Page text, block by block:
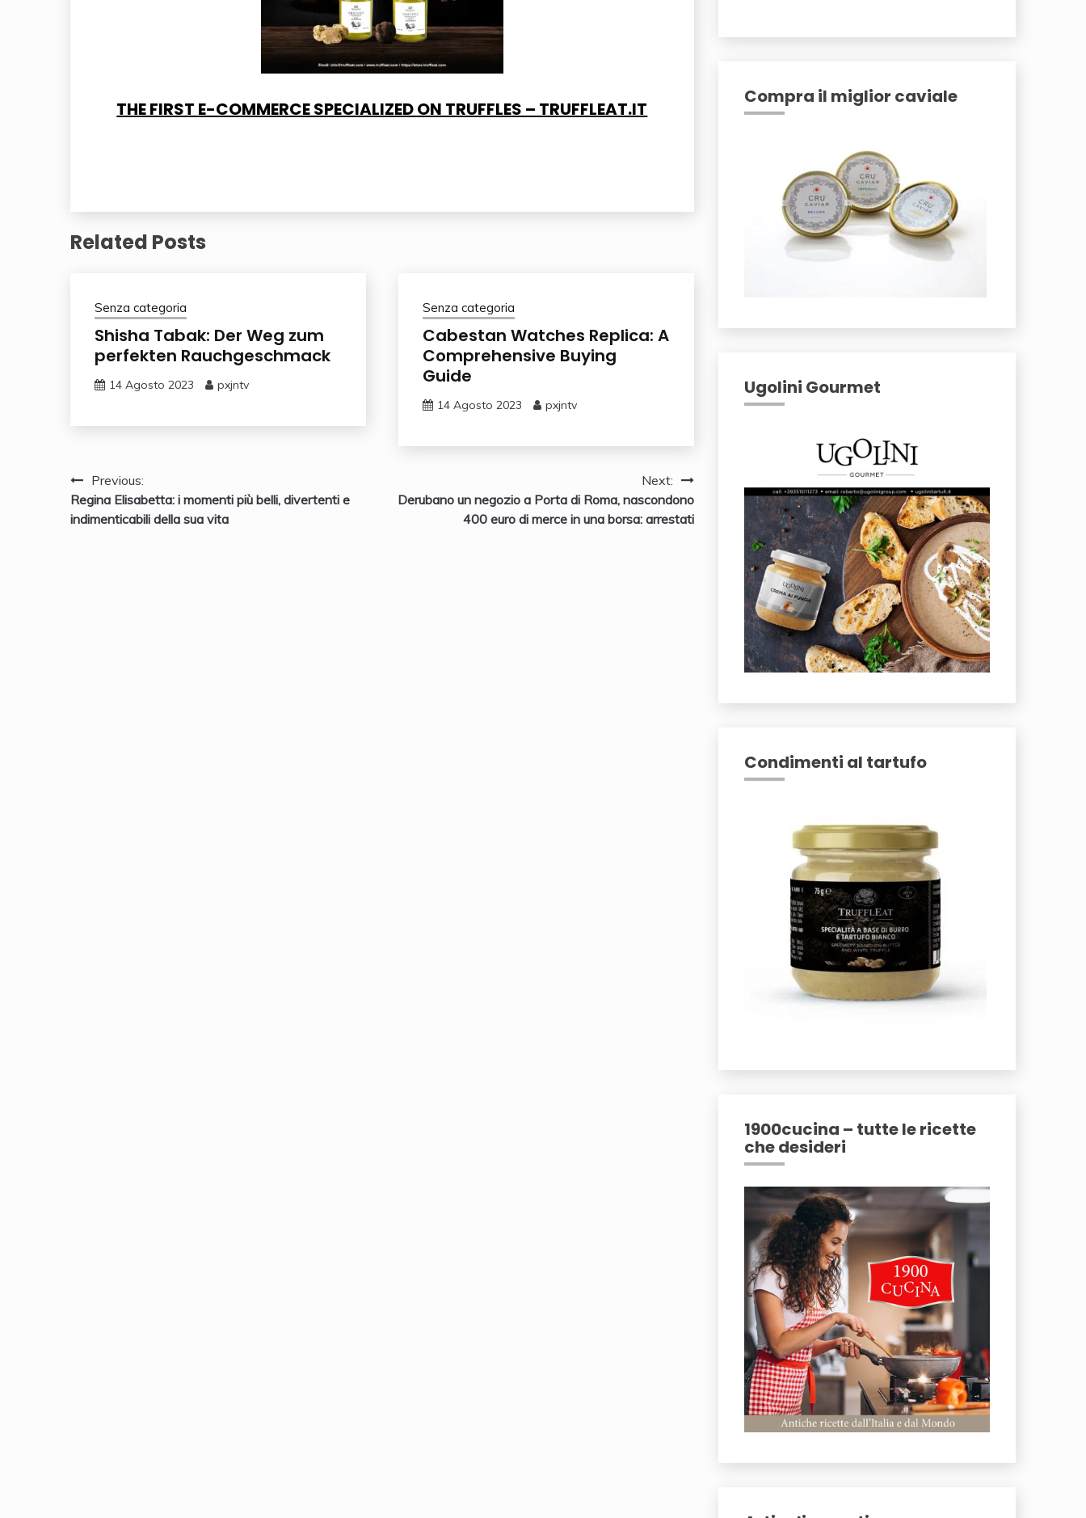
THE FIRST E-COMMERCE SPECIALIZED ON TRUFFLES – TRUFFLEAT.IT
Related Posts
Senza categoria
Shisha Tabak: Der Weg zum
perfekten Rauchgeschmack
14 Agosto 2023 pxjntv
Senza categoria
Cabestan Watches Replica: A
Comprehensive Buying
Guide
14 Agosto 2023 pxjntv
Navigazione
articoli
Previous:
Regina Elisabetta: i momenti più belli, divertenti e
indimenticabili della sua vita
Next:
Derubano un negozio a Porta di Roma, nascondono
400 euro di merce in una borsa: arrestati
Compra il miglior caviale
Ugolini Gourmet
Condimenti al tartufo
1900cucina – tutte le ricette
che desideri